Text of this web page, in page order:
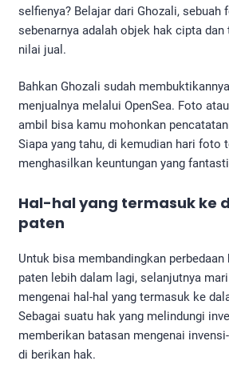
selfienya? Belajar dari Ghozali, sebuah
sebenarnya adalah objek hak cipta
nilai jual.
Bahkan Ghozali sudah
menjualnya melalui OpenSea. Foto
ambil bisa kamu mohonkan
Siapa yang tahu, di kemudian hari foto
menghasilkan keuntungan yang
Hal-hal yang termasuk ke
paten
Untuk bisa membandingkan
paten lebih dalam lagi, selanjutnya
mengenai hal-hal yang termasuk ke
Sebagai suatu hak yang melindungi
memberikan batasan mengenai
di berikan hak.